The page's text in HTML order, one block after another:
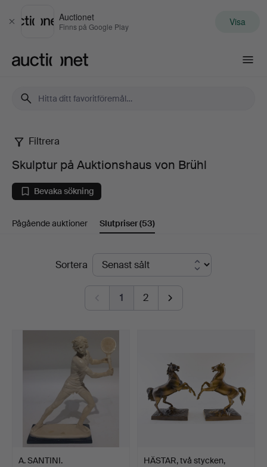
Stäng
Auctionet
Finns på Google Play Visa
Skulptur
på
Auktionshaus
von
Filtrera
Skulptur på Auktionshaus von Brühl
Bevaka sökning
Pågående auktioner Slutpriser(53)
SlutpriserSortera
1 2
A. SANTINI.
HÄSTAR, två stycken,